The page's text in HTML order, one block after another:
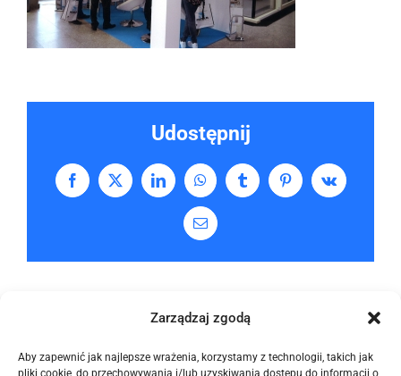
Zarządzaj zgodą
Aby zapewnić jak najlepsze wrażenia, korzystamy z technologii, takich jak
pliki cookie, do przechowywania i/lub uzyskiwania dostępu do informacji o
Udostępnij
Facebook
X LinkedInWhatsAppTumblr PinterestVk
Email